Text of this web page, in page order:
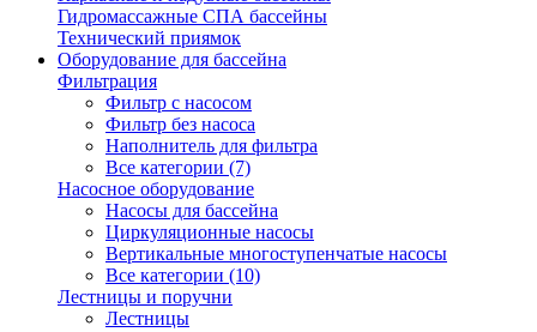
Гидромассажные СПА бассейны
Технический приямок
Оборудование для бассейна
Фильтрация
Фильтр с насосом
Фильтр без насоса
Наполнитель для фильтра
Все категории (7)
Насосное оборудование
Насосы для бассейна
Циркуляционные насосы
Вертикальные многоступенчатые насосы
Все категории (10)
Лестницы и поручни
Лестницы